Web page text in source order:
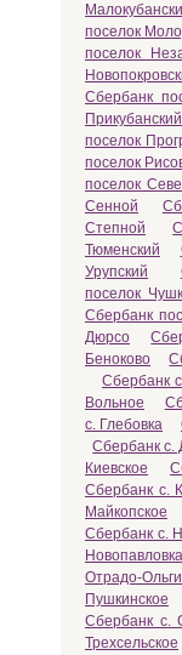
поселок
поселок
Сбербанк
Прикубанский
поселок
поселок
поселок
Сенной
Степной
Тюменский
Урупский
поселок
Сбербанк
Дюрсо
Беноково
Сбербанк
Вольное
с. Глебовка
Сбербанк с.
Киевское
Сбербанк с.
Майкопское
Сбербанк с.
Новопавловка
Отрадо-
Пушкинское
Сбербанк с.
Трехсельское